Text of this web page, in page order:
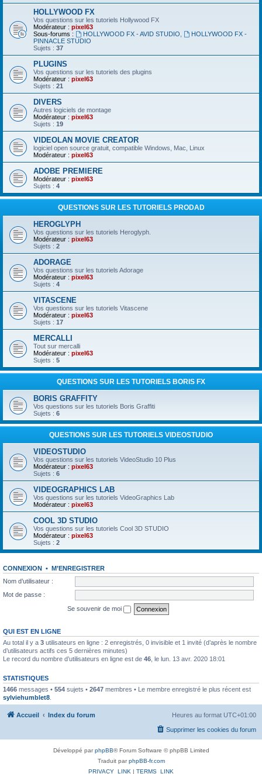
HOLLYWOOD FX
Vos questions sur les tutoriels Hollywood FX
Modérateur : pixel63
Sous-forums :
HOLLYWOOD FX - AVID STUDIO
HOLLYWOOD FX -
PINNACLE STUDIO
Sujets : 37
PLUGINS
Vos questions sur les tutoriels des plugins
Modérateur : pixel63
Sujets : 21
DIVERS
Autres logiciels de montage
Modérateur : pixel63
Sujets : 19
VIDEOLAN MOVIE CREATOR
logiciel open source gratuit, compatible Windows, Mac, Linux
Modérateur : pixel63
ADOBE PREMIERE
Modérateur : pixel63
Sujets : 4
QUESTIONS SUR LES TUTORIELS PRODAD
HEROGLYPH
Vos questions sur les tutoriels Heroglyph.
Modérateur : pixel63
Sujets : 2
ADORAGE
Vos questions sur les tutoriels Adorage
Modérateur : pixel63
Sujets : 4
VITASCENE
Vos questions sur les tutoriels Vitascene
Modérateur : pixel63
Sujets : 17
MERCALLI
Tout sur mercalli
Modérateur : pixel63
Sujets : 5
QUESTIONS SUR LES TUTORIELS BORIS FX
BORIS GRAFFITY
Vos questions sur les tutoriels Boris Graffiti
Sujets : 6
QUESTIONS SUR LES TUTORIELS VIDEOSTUDIO
VIDEOSTUDIO
Vos questions sur les tutoriels VideoStudio 10 Plus
Modérateur : pixel63
Sujets : 6
VIDEOGRAPHICS LAB
Vos questions sur les tutoriels VideoGraphics Lab
Modérateur : pixel63
COOL 3D STUDIO
Vos questions sur les tutoriels Cool 3D STUDIO
Modérateur : pixel63
Sujets : 2
CONNEXION • M’ENREGISTRER
Nom d’utilisateur :
Mot de passe :
Se souvenir de moi
QUI EST EN LIGNE
Au total il y a 3 utilisateurs en ligne : 2 enregistrés, 0 invisible et 1 invité (d’après le nombre
d’utilisateurs actifs ces 5 dernières minutes)
Le record du nombre d’utilisateurs en ligne est de 46 , le lun. 13 avr. 2020 18:01
STATISTIQUES
1466 messages • 554 sujets • 2647 membres • Le membre enregistré le plus récent est
sylviehumblet8
Accueil Index du forum Heures au format UTC+01:00
Supprimer les cookies du forum
Développé parphpBB® Forum Software © phpBB Limited
Traduit parphpBB-fr.com
PRIVACY_LINK | TERMS_LINK